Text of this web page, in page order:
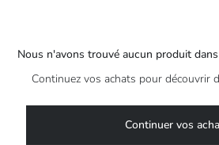
Nous n'avons trouvé aucun produit
Continuez vos achats pour découvrir
Continuer vos